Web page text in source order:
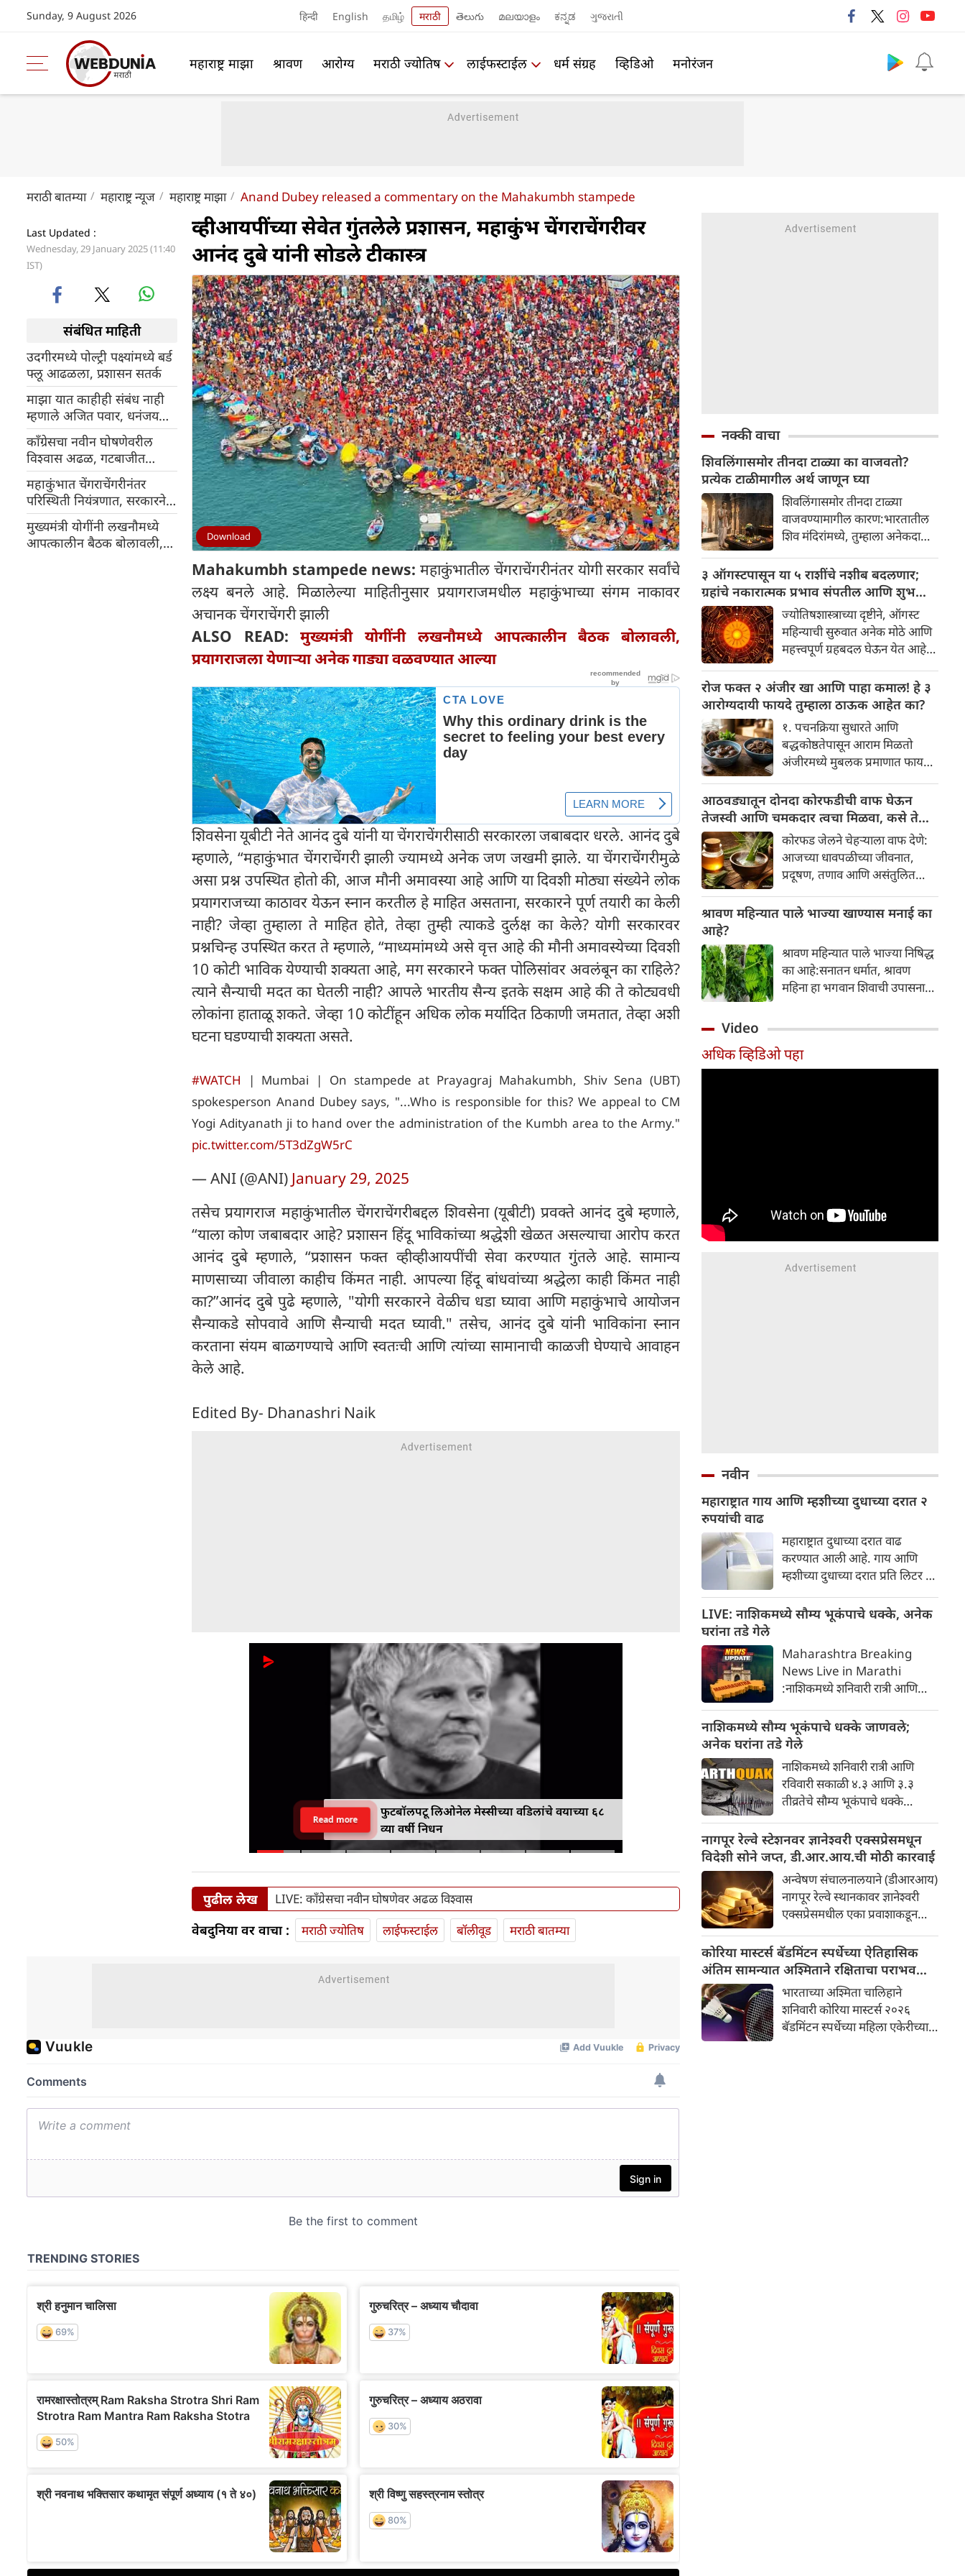
Sunday, 9 August 2026 हिन्दी English தமிழ் मराठी తెలుగు മലയാളം ಕನ್ನಡ ગુજરાતી
महाराष्ट्र माझा श्रावण आरोग्य मराठी ज्योतिष लाईफस्टाईल धर्म संग्रह व्हिडिओ मनोरंजन
मराठी बातम्या महाराष्ट्र न्यूज महाराष्ट्र माझा Anand Dubey released a commentary on the Mahakumbh stampede
Last Updated :
Wednesday, 29 January 2025 (11:40
IST)
संबंधित माहिती
उदगीरमध्ये पोल्ट्री पक्ष्यांमध्ये बर्ड
फ्लू आढळला, प्रशासन सतर्क
माझा यात काहीही संबंध नाही
म्हणाले अजित पवार, धनंजय
मुंडेंची खुर्ची धोक्यात
काँग्रेसचा नवीन घोषणेवरील
विश्वास अढळ, गटबाजीत
लोकसभा निवडणुकीतील यशाची
पुनरावृत्ती करण्याची शपथ
महाकुंभात चेंगराचेंगरीनंतर
परिस्थिती नियंत्रणात, सरकारने
सांगितले- स्नान शांततेत सुरू
मुख्यमंत्री योगींनी लखनौमध्ये
आपत्कालीन बैठक बोलावली,
व्हीआयपींच्या सेवेत गुंतलेले प्रशासन, महाकुंभ चेंगराचेंगरीवर
आनंद दुबे यांनी सोडले टीकास्त्र
Download
Mahakumbh stampede news:महाकुंभातील चेंगराचेंगरीनंतर योगी सरकार सर्वांचे
लक्ष्य बनले आहे. मिळालेल्या माहितीनुसार प्रयागराजमधील महाकुंभाच्या संगम नाकावर
अचानक चेंगराचेंगरी झाली
ALSO READ:मुख्यमंत्री योगींनी लखनौमध्ये आपत्कालीन बैठक बोलावली,
प्रयागराजला येणाऱ्या अनेक गाड्या वळवण्यात आल्या
शिवसेना यूबीटी नेते आनंद दुबे यांनी या चेंगराचेंगरीसाठी सरकारला जबाबदार धरले. आनंद दुबे
म्हणाले, “महाकुंभात चेंगराचेंगरी झाली ज्यामध्ये अनेक जण जखमी झाले. या चेंगराचेंगरीमुळे
असा प्रश्न उपस्थित होतो की, आज मौनी अमावस्या आहे आणि या दिवशी मोठ्या संख्येने लोक
प्रयागराजच्या काठावर येऊन स्नान करतील हे माहित असताना, सरकारने पूर्ण तयारी का केली
नाही? जेव्हा तुम्हाला ते माहित होते, तेव्हा तुम्ही त्याकडे दुर्लक्ष का केले? योगी सरकारवर
प्रश्नचिन्ह उपस्थित करत ते म्हणाले, “माध्यमांमध्ये असे वृत्त आहे की मौनी अमावस्येच्या दिवशी
10 कोटी भाविक येण्याची शक्यता आहे, मग सरकारने फक्त पोलिसांवर अवलंबून का राहिले?
त्याने सैन्याची मदत का घेतली नाही? आपले भारतीय सैन्य इतके सक्षम आहे की ते कोट्यवधी
लोकांना हाताळू शकते. जेव्हा 10 कोटींहून अधिक लोक मर्यादित ठिकाणी जमतात, तेव्हा अशी
घटना घडण्याची शक्यता असते.
#WATCH | Mumbai | On stampede at Prayagraj Mahakumbh, Shiv Sena (UBT)
spokesperson Anand Dubey says, "...Who is responsible for this? We appeal to CM
Yogi Adityanath ji to hand over the administration of the Kumbh area to the Army."
pic.twitter.com/5T3dZgW5rC
— ANI (@ANI) January 29, 2025
तसेच प्रयागराज महाकुंभातील चेंगराचेंगरीबद्दल शिवसेना (यूबीटी) प्रवक्ते आनंद दुबे म्हणाले,
“याला कोण जबाबदार आहे? प्रशासन हिंदू भाविकांच्या श्रद्धेशी खेळत असल्याचा आरोप करत
आनंद दुबे म्हणाले, “प्रशासन फक्त व्हीव्हीआयपींची सेवा करण्यात गुंतले आहे. सामान्य
माणसाच्या जीवाला काहीच किंमत नाही. आपल्या हिंदू बांधवांच्या श्रद्धेला काही किंमत नाही
का?”आनंद दुबे पुढे म्हणाले, "योगी सरकारने वेळीच धडा घ्यावा आणि महाकुंभाचे आयोजन
सैन्याकडे सोपवावे आणि सैन्याची मदत घ्यावी." तसेच, आनंद दुबे यांनी भाविकांना स्नान
करताना संयम बाळगण्याचे आणि स्वतःची आणि त्यांच्या सामानाची काळजी घेण्याचे आवाहन
केले आहे.
Edited By- Dhanashri Naik
फुटबॉलपटू लिओनेल मेस्सीच्या वडिलांचे वयाच्या ६८
व्या वर्षी निधन
Read more
पुढील लेख LIVE: काँग्रेसचा नवीन घोषणेवर अढळ विश्वास
वेबदुनिया वर वाचा : मराठी ज्योतिष लाईफस्टाईल बॉलीवूड मराठी बातम्या
नक्की वाचा
शिवलिंगासमोर तीनदा टाळ्या का वाजवतो?
प्रत्येक टाळीमागील अर्थ जाणून घ्या
शिवलिंगासमोर तीनदा टाळ्या
वाजवण्यामागील कारण:भारतातील
शिव मंदिरांमध्ये, तुम्हाला अनेकदा
वाजवताना दिसतील. ही एक सामान्य
प्रथा आहे, पण तुम्ही कधी विचार
केला आहे का की यामागे काय रहस्य
आहे आणि प्रत्येक टाळीचा अर्थ काय
आहे? हा केवळ एक विधी नाही, तर
यामागे खोलवर रुजलेल्या पौराणिक
श्रद्धा, आध्यात्मिक अर्थ आणि काही
वैज्ञानिक तर्कदेखील आहेत. चला, या
अनोख्या परंपरेमागील अर्थ
सविस्तरपणे समजून घेऊया.
३ ऑगस्टपासून या ५ राशींचे नशीब बदलणार;
ग्रहांचे नकारात्मक प्रभाव संपतील आणि शुभ
दिवसांची सुरुवात होईलज्योतिषशास्त्राच्या दृष्टीने, ऑगस्ट
महिन्याची सुरुवात अनेक मोठे आणि
महत्त्वपूर्ण ग्रहबदल घेऊन येत आहे.
हालचाल अनेक राशींच्या जीवनात
सकारात्मक बदल घडवून आणणार
आहे. विशेषतः ३ ऑगस्ट रोजी एक
अत्यंत दुर्मिळ आणि फलदायी
ग्रहस्थिती (संयोग) तयार होत आहे.
या दिवशी तयार होणारे शुभ योग,
ग्रहांची स्थिती आणि या गोचरमुळे
ज्यांचे नशीब उजळणार आहे अशा
भाग्यवान राशींबद्दल आपण जाणून
घेऊया!
रोज फक्त २ अंजीर खा आणि पाहा कमाल! हे ३
आरोग्यदायी फायदे तुम्हाला ठाऊक आहेत का?
१. पचनक्रिया सुधारते आणि
बद्धकोष्ठतेपासून आराम मिळतो
अंजीरमध्ये मुबलक प्रमाणात फायबर
बद्धकोष्ठता, गॅस किंवा अपचनाचा
त्रास होत असेल, तर अंजीर
तुमच्यासाठी वरदान ठरू शकते. हे
आतड्यांची स्वच्छता ठेवण्यास मदत
करते. पचनसंस्था मजबूत करून पोट
साफ होण्यास मदत करते.
आठवड्यातून दोनदा कोरफडीची वाफ घेऊन
तेजस्वी आणि चमकदार त्वचा मिळवा, कसे ते
जाणून घ्या
कोरफड जेलने चेहऱ्याला वाफ देणे:
आजच्या धावपळीच्या जीवनात,
प्रदूषण, तणाव आणि असंतुलित
नकारात्मक परिणाम होऊ शकतो.
होते, ज्यामुळे निस्तेजपणा, मुरुमे
आणि ब्लॅकहेड्स यांसारख्या समस्या
निर्माण होतात.
श्रावण महिन्यात पाले भाज्या खाण्यास मनाई का
आहे?
श्रावण महिन्यात पाले भाज्या निषिद्ध
का आहे:सनातन धर्मात, श्रावण
महिना हा भगवान शिवाची उपासना
दानधर्म आणि सात्विक जीवनशैलीचे
पालन करतात.
Video
अधिक व्हिडिओ पहा
नवीन
महाराष्ट्रात गाय आणि म्हशीच्या दुधाच्या दरात २
रुपयांची वाढ
महाराष्ट्रात दुधाच्या दरात वाढ
करण्यात आली आहे. गाय आणि
म्हशीच्या दुधाच्या दरात प्रति लिटर २
हा निर्णय का घेण्यात आला, नवीन दर
कधीपासून लागू होतील
LIVE: नाशिकमध्ये सौम्य भूकंपाचे धक्के, अनेक
घरांना तडे गेले
Maharashtra Breaking
News Live in Marathi
:नाशिकमध्ये शनिवारी रात्री आणि
तीव्रतेचे सौम्य भूकंपाचे धक्के
जाणवले. यामुळे काही भागांतील
घरांच्या भिंतींना तडे गेले असून, लोक
भीतीने पळून गेले आहेत. मात्र,
कोणतीही जीवितहानी झाल्याचे वृत्त
नाही.
नाशिकमध्ये सौम्य भूकंपाचे धक्के जाणवले;
अनेक घरांना तडे गेले
नाशिकमध्ये शनिवारी रात्री आणि
रविवारी सकाळी ४.३ आणि ३.३
तीव्रतेचे सौम्य भूकंपाचे धक्के
घरांच्या भिंतींना तडे गेले असून, लोक
भीतीने पळून गेले आहेत. मात्र,
कोणतीही जीवितहानी झाल्याचे वृत्त
नाही.असे अधिकाऱ्यांनी सांगितले.
नागपूर रेल्वे स्टेशनवर ज्ञानेश्वरी एक्सप्रेसमधून
विदेशी सोने जप्त, डी.आर.आय.ची मोठी कारवाई
अन्वेषण संचालनालयाने (डीआरआय)
नागपूर रेल्वे स्थानकावर ज्ञानेश्वरी
एक्सप्रेसमधील एका प्रवाशाकडून
आहे. जप्त केलेल्या सोन्याचे मूल्य
३.०९ कोटी रुपये आहे.
कोरिया मास्टर्स बॅडमिंटन स्पर्धेच्या ऐतिहासिक
अंतिम सामन्यात अश्मिताने रक्षिताचा पराभव
केला
भारताच्या अश्मिता चालिहाने
शनिवारी कोरिया मास्टर्स २०२६
बॅडमिंटन स्पर्धेच्या महिला एकेरीच्या